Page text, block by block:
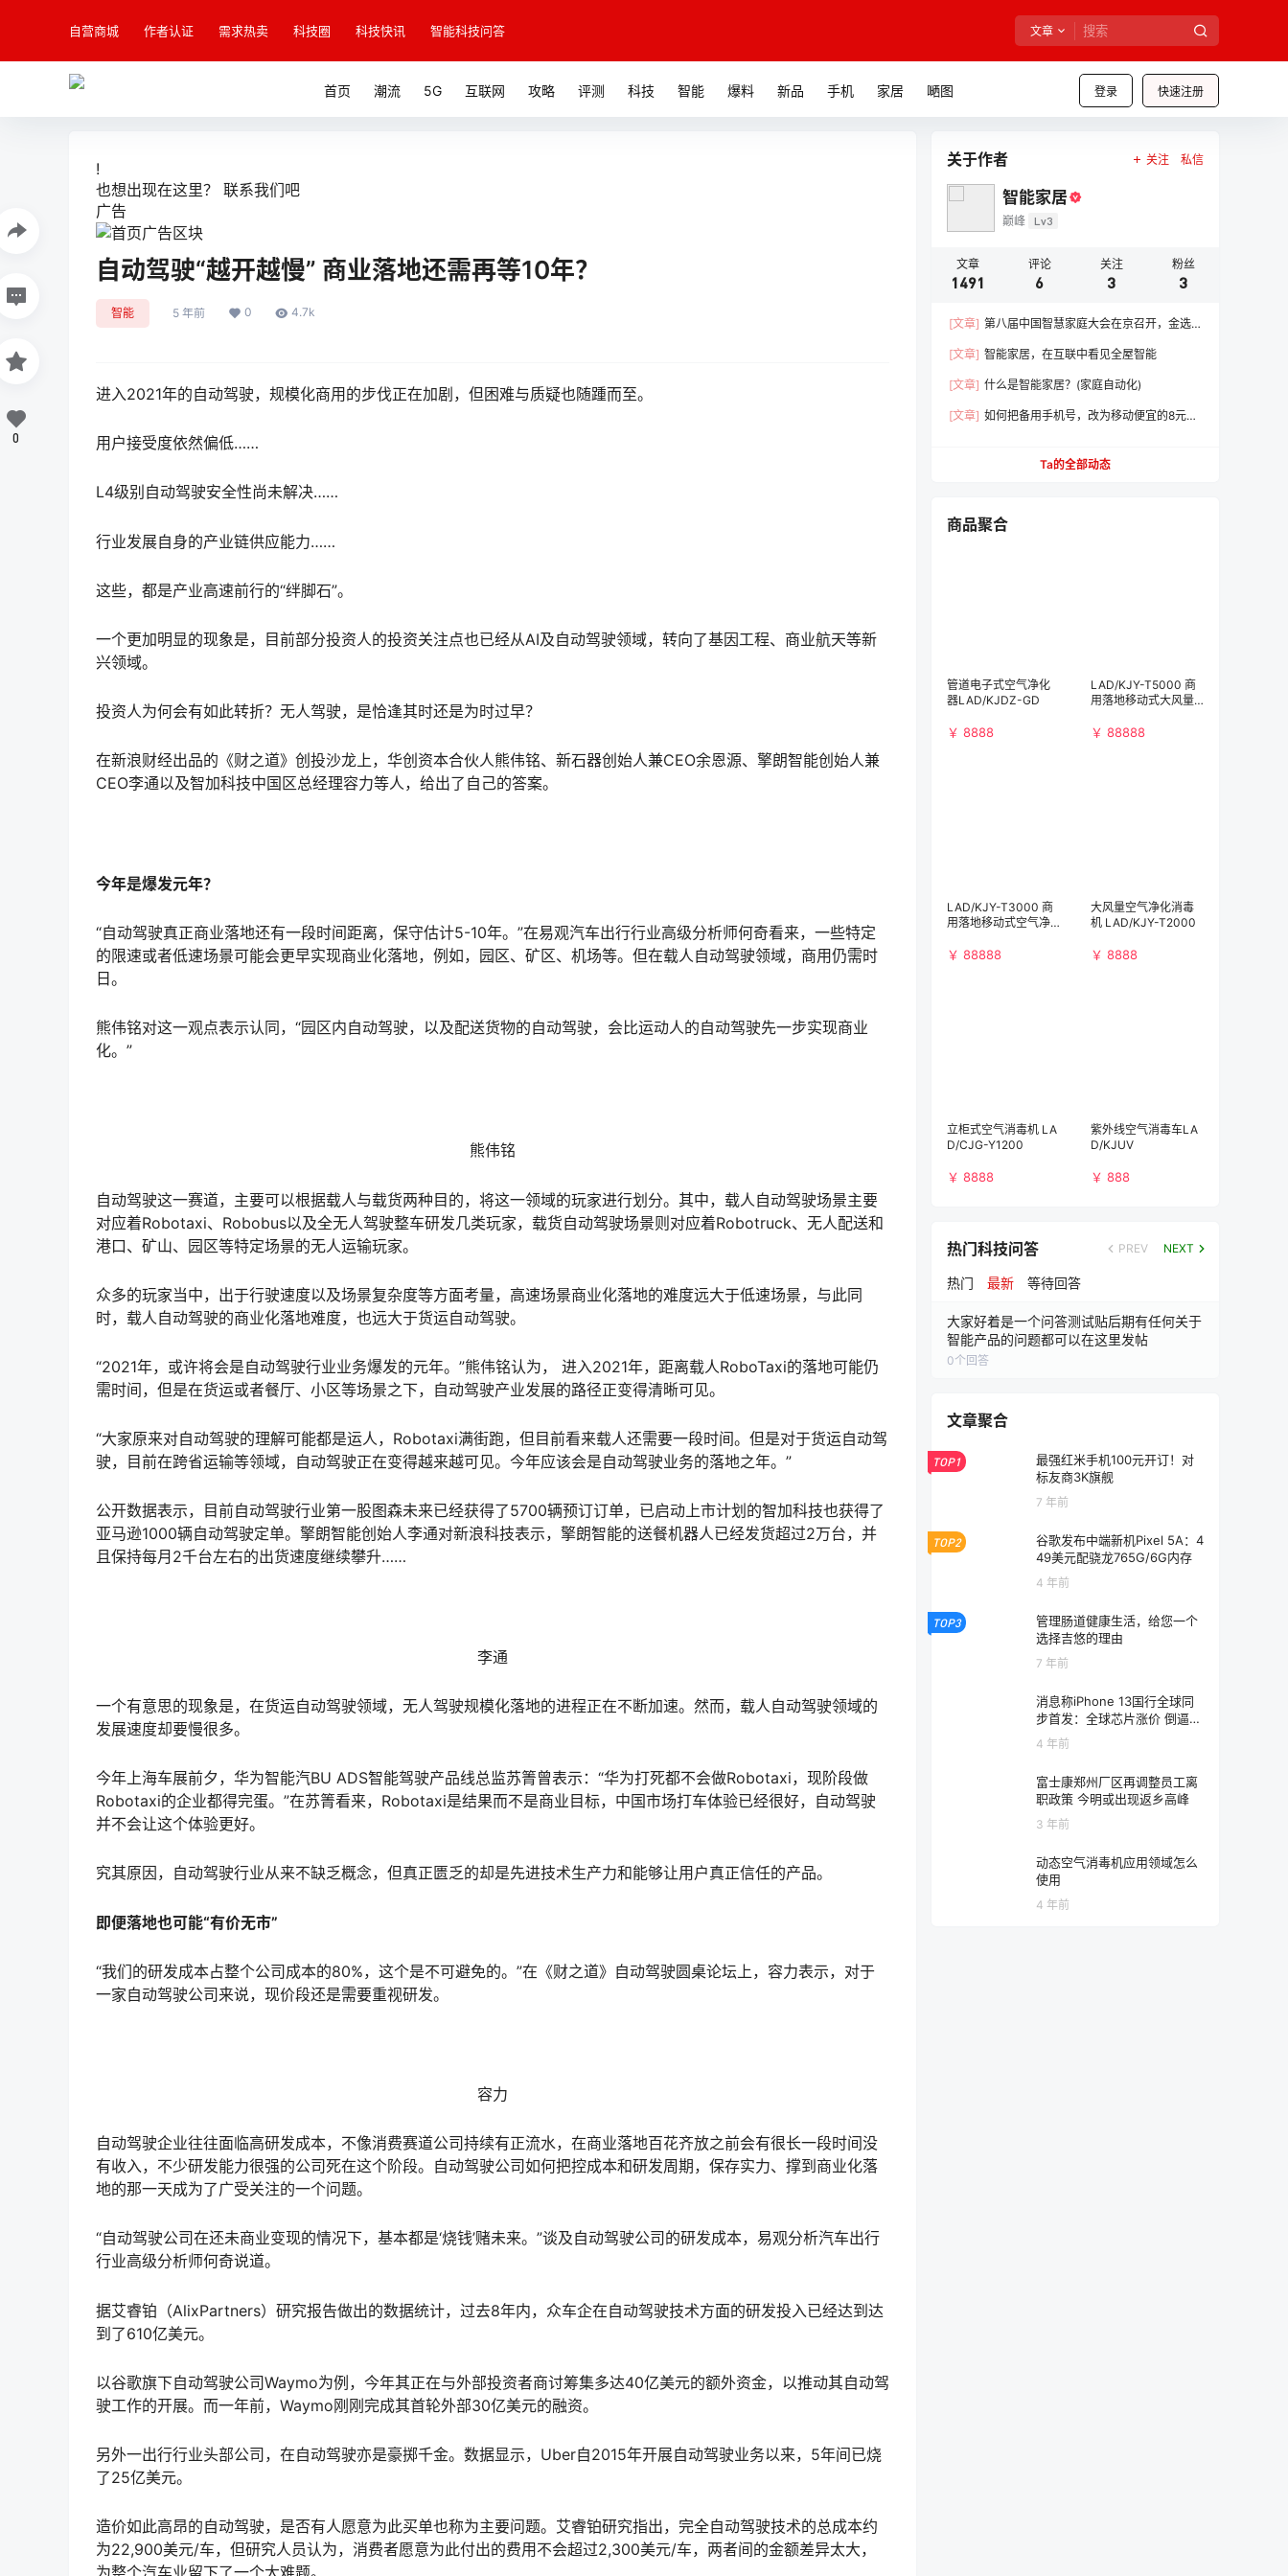
自营商城 作者认证 需求热卖 科技圈 科技快讯 智能科技问答 文章
登录 快速注册
首页 潮流 5G 互联网 攻略 评测 科技 智能 爆料 新品 手机 家居 嗮图
!
也想出现在这里？ 联系我们吧
广告
自动驾驶“越开越慢” 商业落地还需再等10年？
智能 5 年前 0 4.7k
进入2021年的自动驾驶，规模化商用的步伐正在加剧，但困难与质疑也随踵而至。
用户接受度依然偏低……
L4级别自动驾驶安全性尚未解决……
行业发展自身的产业链供应能力……
这些，都是产业高速前行的“绊脚石”。
一个更加明显的现象是，目前部分投资人的投资关注点也已经从AI及自动驾驶领域，转向了基因工程、商业航天等新
兴领域。
投资人为何会有如此转折？无人驾驶，是恰逢其时还是为时过早？
在新浪财经出品的《财之道》创投沙龙上，华创资本合伙人熊伟铭、新石器创始人兼CEO余恩源、擎朗智能创始人兼
CEO李通以及智加科技中国区总经理容力等人，给出了自己的答案。
今年是爆发元年？
“自动驾驶真正商业落地还有一段时间距离，保守估计5-10年。”在易观汽车出行行业高级分析师何奇看来，一些特定
的限速或者低速场景可能会更早实现商业化落地，例如，园区、矿区、机场等。但在载人自动驾驶领域，商用仍需时
日。
熊伟铭对这一观点表示认同，“园区内自动驾驶，以及配送货物的自动驾驶，会比运动人的自动驾驶先一步实现商业
化。”
熊伟铭
自动驾驶这一赛道，主要可以根据载人与载货两种目的，将这一领域的玩家进行划分。其中，载人自动驾驶场景主要
对应着Robotaxi、Robobus以及全无人驾驶整车研发几类玩家，载货自动驾驶场景则对应着Robotruck、无人配送和
港口、矿山、园区等特定场景的无人运输玩家。
众多的玩家当中，出于行驶速度以及场景复杂度等方面考量，高速场景商业化落地的难度远大于低速场景，与此同
时，载人自动驾驶的商业化落地难度，也远大于货运自动驾驶。
“2021年，或许将会是自动驾驶行业业务爆发的元年。”熊伟铭认为， 进入2021年，距离载人RoboTaxi的落地可能仍
需时间，但是在货运或者餐厅、小区等场景之下，自动驾驶产业发展的路径正变得清晰可见。
“大家原来对自动驾驶的理解可能都是运人，Robotaxi满街跑，但目前看来载人还需要一段时间。但是对于货运自动驾
驶，目前在跨省运输等领域，自动驾驶正在变得越来越可见。今年应该会是自动驾驶业务的落地之年。”
公开数据表示，目前自动驾驶行业第一股图森未来已经获得了5700辆预订订单，已启动上市计划的智加科技也获得了
亚马逊1000辆自动驾驶定单。擎朗智能创始人李通对新浪科技表示，擎朗智能的送餐机器人已经发货超过2万台，并
且保持每月2千台左右的出货速度继续攀升……
李通
一个有意思的现象是，在货运自动驾驶领域，无人驾驶规模化落地的进程正在不断加速。然而，载人自动驾驶领域的
发展速度却要慢很多。
今年上海车展前夕，华为智能汽BU ADS智能驾驶产品线总监苏箐曾表示：“华为打死都不会做Robotaxi，现阶段做
Robotaxi的企业都得完蛋。”在苏箐看来，Robotaxi是结果而不是商业目标，中国市场打车体验已经很好，自动驾驶
并不会让这个体验更好。
究其原因，自动驾驶行业从来不缺乏概念，但真正匮乏的却是先进技术生产力和能够让用户真正信任的产品。
即便落地也可能“有价无市”
“我们的研发成本占整个公司成本的80%，这个是不可避免的。”在《财之道》自动驾驶圆桌论坛上，容力表示，对于
一家自动驾驶公司来说，现价段还是需要重视研发。
容力
自动驾驶企业往往面临高研发成本，不像消费赛道公司持续有正流水，在商业落地百花齐放之前会有很长一段时间没
有收入，不少研发能力很强的公司死在这个阶段。自动驾驶公司如何把控成本和研发周期，保存实力、撑到商业化落
地的那一天成为了广受关注的一个问题。
“自动驾驶公司在还未商业变现的情况下，基本都是‘烧钱’赌未来。”谈及自动驾驶公司的研发成本，易观分析汽车出行
行业高级分析师何奇说道。
据艾睿铂（AlixPartners）研究报告做出的数据统计，过去8年内，众车企在自动驾驶技术方面的研发投入已经达到达
到了610亿美元。
以谷歌旗下自动驾驶公司Waymo为例，今年其正在与外部投资者商讨筹集多达40亿美元的额外资金，以推动其自动驾
驶工作的开展。而一年前，Waymo刚刚完成其首轮外部30亿美元的融资。
另外一出行行业头部公司，在自动驾驶亦是豪掷千金。数据显示，Uber自2015年开展自动驾驶业务以来，5年间已烧
了25亿美元。
造价如此高昂的自动驾驶，是否有人愿意为此买单也称为主要问题。艾睿铂研究指出，完全自动驾驶技术的总成本约
为22,900美元/车，但研究人员认为，消费者愿意为此付出的费用不会超过2,300美元/车，两者间的金额差异太大，
0
关于作者 关注 私信
智能家居
巅峰 Lv3
文章
1491
评论
6
关注
3
粉丝
3
[文章] 第八届中国智慧家庭大会在京召开，金选
[文章] 智能家居，在互联中看见全屋智能
[文章] 什么是智能家居？(家庭自动化)
[文章] 如何把备用手机号，改为移动便宜的8元套
Ta的全部动态
商品聚合
管道电子式空气净化
器LAD/KJDZ-GD
￥ 8888
LAD/KJY-T5000 商
用落地移动式大风量
￥ 88888
LAD/KJY-T3000 商
用落地移动式空气净
h)）
￥ 88888
大风量空气净化消毒
机 LAD/KJY-T2000
￥ 8888
立柜式空气消毒机 LA
D/CJG-Y1200
￥ 8888
紫外线空气消毒车LA
D/KJUV
￥ 888
热门科技问答 PREV NEXT
热门 最新 等待回答
大家好着是一个问答测试贴后期有任何关于
智能产品的问题都可以在这里发帖
0个回答
文章聚合
TOP1
最强红米手机100元开订！对
标友商3K旗舰
7 年前
TOP2
谷歌发布中端新机Pixel 5A：4
49美元配骁龙765G/6G内存
4 年前
TOP3
管理肠道健康生活，给您一个
选择吉悠的理由
7 年前
消息称iPhone 13国行全球同
步首发：全球芯片涨价 倒逼苹
果对新机提价
4 年前
富士康郑州厂区再调整员工离
职政策 今明或出现返乡高峰
3 年前
动态空气消毒机应用领域怎么
使用
4 年前